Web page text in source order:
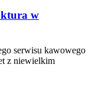
w
serwisu kawowego
z niewielkim